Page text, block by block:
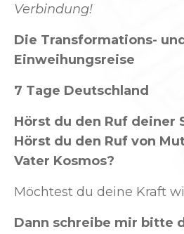
Verbindung!
Die Transformations-
Einweihungsreise
7 Tage Deutschland
Hörst du den Ruf deiner
Hörst du den Ruf von
Vater Kosmos?
Möchtest du deine Kraft
Dann schreibe mir bitte